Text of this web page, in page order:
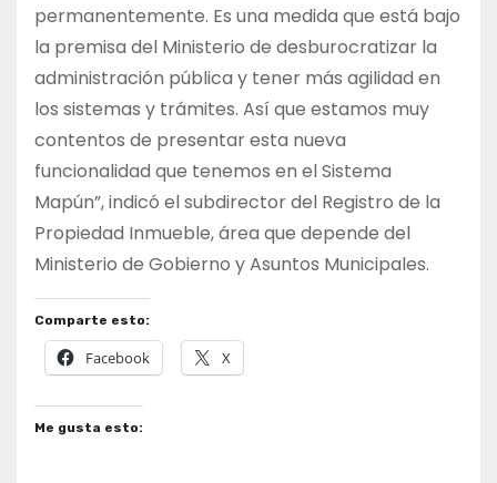
permanentemente. Es una medida que está bajo
la premisa del Ministerio de desburocratizar la
administración pública y tener más agilidad en
los sistemas y trámites. Así que estamos muy
contentos de presentar esta nueva
funcionalidad que tenemos en el Sistema
Mapún”, indicó el subdirector del Registro de la
Propiedad Inmueble, área que depende del
Ministerio de Gobierno y Asuntos Municipales.
Comparte esto:
Facebook X
Me gusta esto: